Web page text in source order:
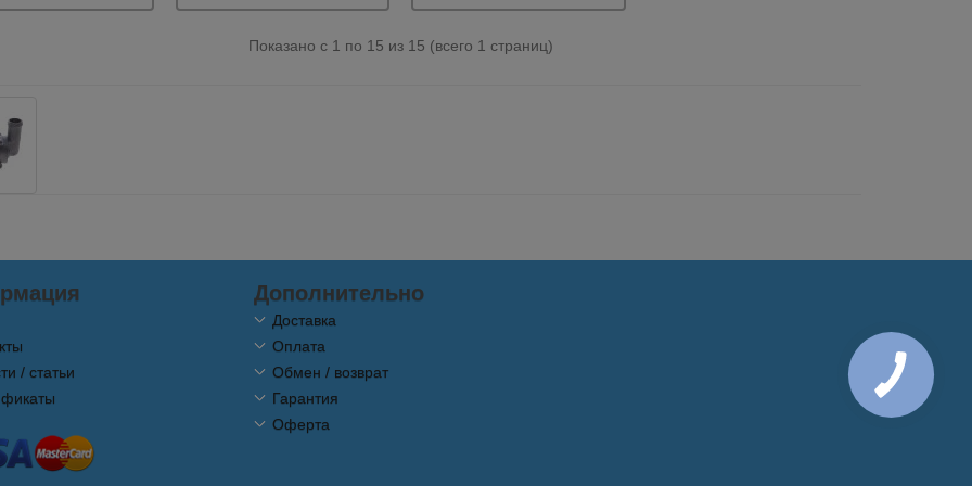
Показано с 1 по 15 из 15 (всего 1 страниц)
/ статьи
Дополнительно
Доставка
Оплата
Обмен / возврат
Гарантия
Оферта